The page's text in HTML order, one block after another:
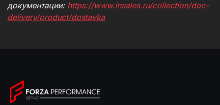
документации: https://www.insales.ru/collection/doc-
delivery/product/dostavka